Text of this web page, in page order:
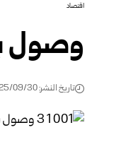
اقتصاد
وصول باخرة
تاريخ النشر: 2025/09/30 3:24 مساءً